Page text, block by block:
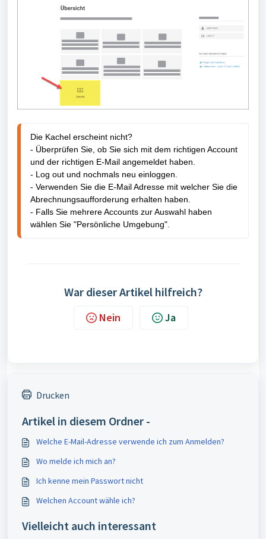
Die Kachel erscheint nicht?
- Überprüfen Sie, ob Sie sich mit dem richtigen Account
und der richtigen E-Mail angemeldet haben.
- Log out und nochmals neu einloggen.
- Verwenden Sie die E-Mail Adresse mit welcher Sie die
Abrechnungsaufforderung erhalten haben.
- Falls Sie mehrere Accounts zur Auswahl haben
wählen Sie "Persönliche Umgebung".
War dieser Artikel hilfreich?
Nein Ja
Drucken
Artikel in diesem Ordner -
Welche E-Mail-Adresse verwende ich zum Anmelden?
Wo melde ich mich an?
Ich kenne mein Passwort nicht
Welchen Account wähle ich?
Vielleicht auch interessant